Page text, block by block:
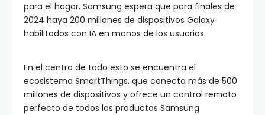
para el hogar. Samsung espera que para finales de
2024 haya 200 millones de dispositivos Galaxy
habilitados con IA en manos de los usuarios.
En el centro de todo esto se encuentra el
ecosistema SmartThings, que conecta más de 500
millones de dispositivos y ofrece un control remoto
perfecto de todos los productos Samsung